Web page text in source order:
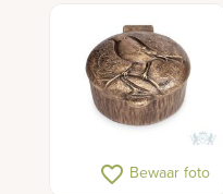
favorite_border Bewaar foto